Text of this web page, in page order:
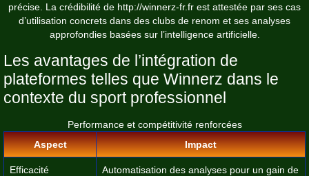
précise. La crédibilité de http://winnerz-fr.fr est attestée par ses cas
d’utilisation concrets dans des clubs de renom et ses analyses
approfondies basées sur l’intelligence artificielle.
Les avantages de l’intégration de
plateformes telles que Winnerz dans le
contexte du sport professionnel
Performance et compétitivité renforcées
Aspect
Impact
Efficacité
Automatisation des analyses pour un gain de